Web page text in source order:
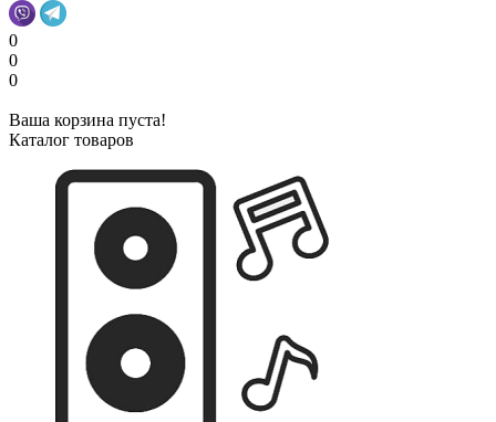
0
0
0
Ваша корзина пуста!
Каталог товаров